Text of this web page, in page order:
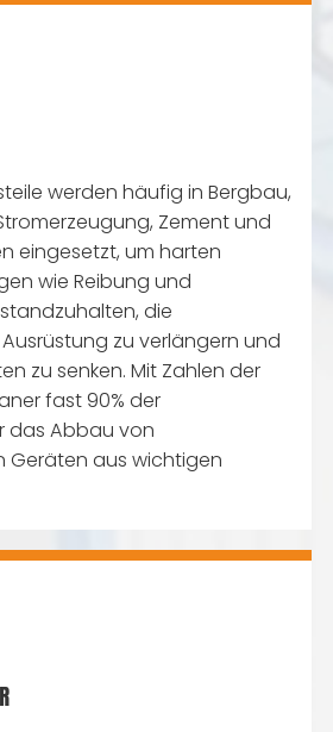
werden häufig in Bergbau,
Zement und
eingesetzt, um harten
wie Reibung und
die
zu verlängern und
zu senken. Mit Zahlen der
fast 90% der
das Abbau von
Geräten aus wichtigen